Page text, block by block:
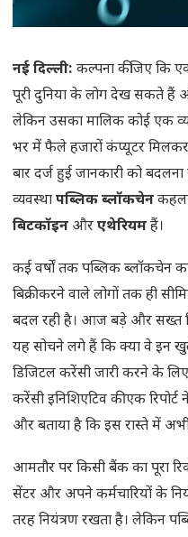
नई दिल्ली: कल्पना कीजिए कि
पूरी दुनिया के लोग देख सकते हैं
लेकिन उसका मालिक कोई एक
भर में फैले हजारों कंप्यूटर
बार दर्ज हुई जानकारी को
व्यवस्थापब्लिक ब्लॉकचेन
बिटकॉइन औरएथेरियमहैं।
कई वर्षों तक पब्लिक ब्लॉकचेन
बिक्री करने वाले लोगों तक ही
बदल रही है। आज बड़े और सख्त
यह सोचने लगे हैं कि क्या वे इन
डिजिटल करेंसी जारी करने के
करेंसी इनिशिएटिव की एक रिपोर्ट
और बताया है कि इस रास्ते में
आमतौर पर किसी बैंक का पूरा
सेंटर और अपने कर्मचारियों के
तरह नियंत्रण रखता है। लेकिन